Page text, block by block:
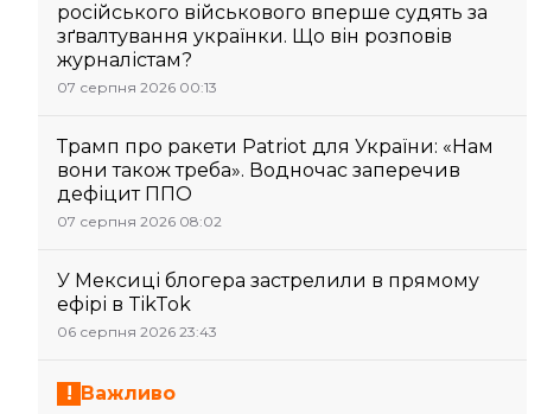
російського військового вперше судять за
зґвалтування українки. Що він розповів
журналістам?
07 серпня 2026 00:13
Трамп про ракети Patriot для України: «Нам
вони також треба». Водночас заперечив
дефіцит ППО
07 серпня 2026 08:02
У Мексиці блогера застрелили в прямому
ефірі в TikTok
06 серпня 2026 23:43
Важливо